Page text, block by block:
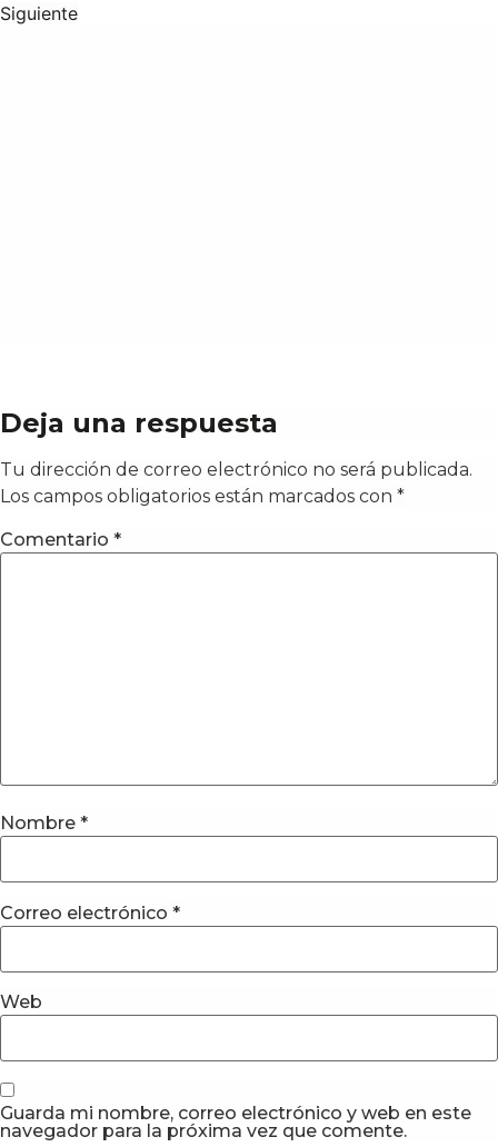
Siguiente
Deja una respuesta
Tu dirección de correo electrónico no será publicada.
Los campos obligatorios están marcados con *
Comentario *
Nombre *
Correo electrónico *
Web
Guarda mi nombre, correo electrónico y web en este
navegador para la próxima vez que comente.